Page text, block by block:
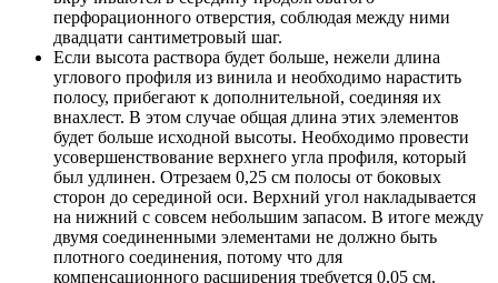
перфорационного отверстия, соблюдая между ними
двадцати сантиметровый шаг.
Если высота раствора будет больше, нежели длина
углового профиля из винила и необходимо нарастить
полосу, прибегают к дополнительной, соединяя их
внахлест. В этом случае общая длина этих элементов
будет больше исходной высоты. Необходимо провести
усовершенствование верхнего угла профиля, который
был удлинен. Отрезаем 0,25 см полосы от боковых
сторон до серединой оси. Верхний угол накладывается
на нижний с совсем небольшим запасом. В итоге между
двумя соединенными элементами не должно быть
плотного соединения, потому что для
компенсационного расширения требуется 0,05 см.